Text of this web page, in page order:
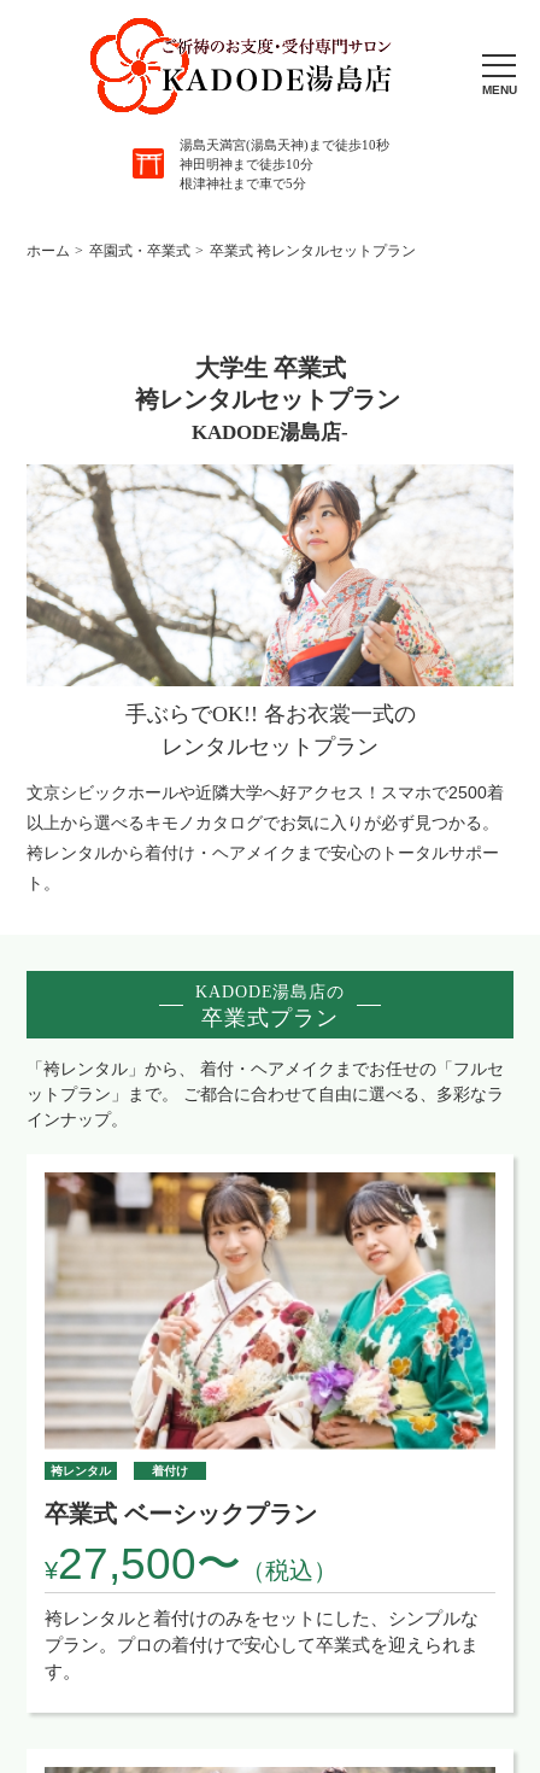
MENU
湯島天満宮(湯島天神)まで徒歩10秒
神田明神まで徒歩10分
根津神社まで車で5分
ホーム 卒園式・卒業式 卒業式 袴レンタルセットプラン
大学生 卒業式
袴レンタルセットプラン
KADODE湯島店-
手ぶらでOK!! 各お衣裳一式の
レンタルセットプラン
文京シビックホールや近隣大学へ好アクセス！ スマホで2500着
以上から選べるキモノカタログでお気に入りが必ず見つかる。
袴レンタルから着付け・ヘアメイクまで安心のトータルサポー
ト。
KADODE湯島店の
卒業式プラン
「袴レンタル」から、 着付・ヘアメイクまでお任せの「フルセ
ットプラン」まで。
ご都合に合わせて自由に選べる、多彩なラ
インナップ。
袴レンタル 着付け
卒業式 ベーシックプラン
¥27,500〜 （税込）
袴レンタルと着付けのみをセットにした、シンプルな
プラン。プロの着付けで安心して卒業式を迎えられま
す。